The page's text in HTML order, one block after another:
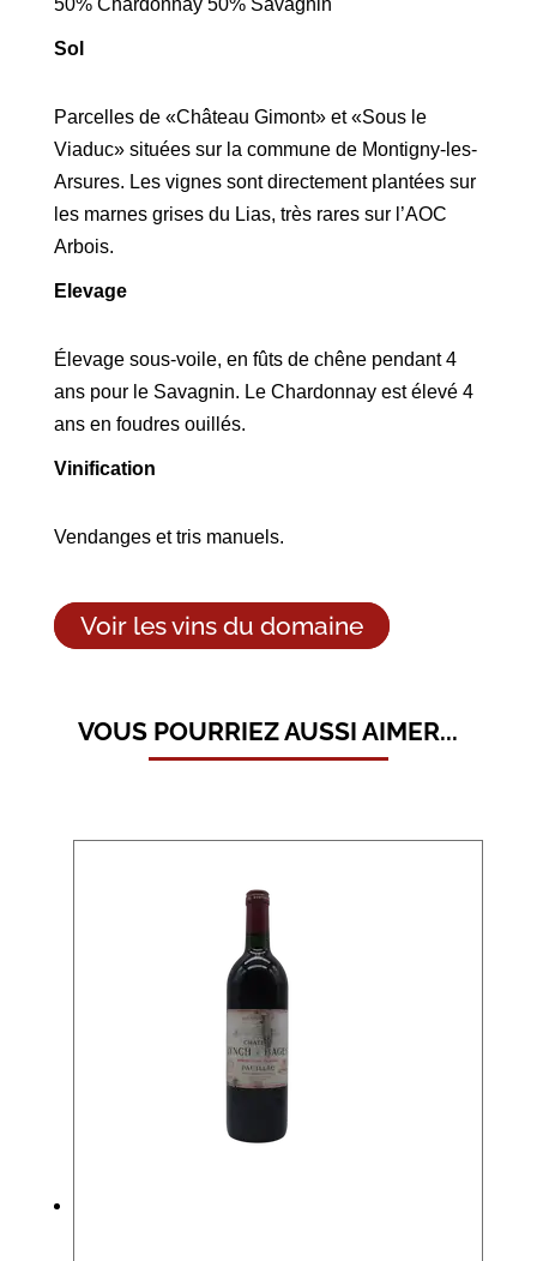
50% Chardonnay 50% Savagnin
Sol
Parcelles de «Château Gimont» et «Sous le
Viaduc» situées sur la commune de Montigny-les-
Arsures. Les vignes sont directement plantées sur
les marnes grises du Lias, très rares sur l’AOC
Arbois.
Elevage
Élevage sous-voile, en fûts de chêne pendant 4
ans pour le Savagnin. Le Chardonnay est élevé 4
ans en foudres ouillés.
Vinification
Vendanges et tris manuels.
Voir les vins du domaine
VOUS POURRIEZ AUSSI AIMER...